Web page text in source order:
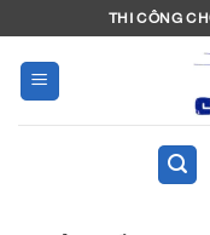
dung
THI CÔNG